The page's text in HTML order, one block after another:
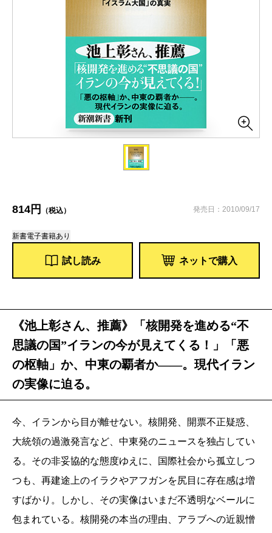
814円 （税込） 発売日：2010/09/17
新書電子書籍あり
試し読み ネットで購入
《池上彰さん、推薦》「核開発を進める“不
思議の国”イランの今が見えてくる！」「悪
の枢軸」か、中東の覇者か――。現代イラン
の実像に迫る。
今、イランから目が離せない。核開発、開票不正疑惑、
大統領の過激発言など、中東発のニュースを独占してい
る。その非妥協的な態度ゆえに、国際社会から孤立しつ
つも、再建途上のイラクやアフガンを尻目に存在感は増
すばかり。しかし、その実像はいまだ不透明なベールに
包まれている。核開発の本当の理由、アラブへの近親憎